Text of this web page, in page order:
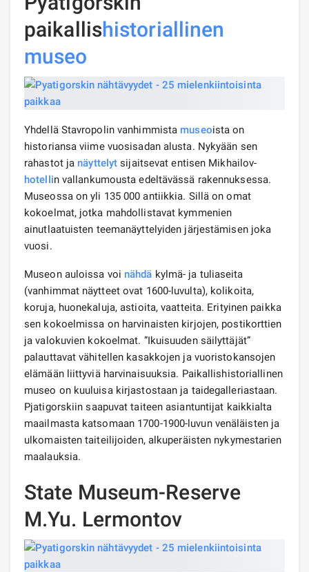
paikallishistoriallinen
museo
Yhdellä Stavropolin vanhimmista museoista on
historiansa viime vuosisadan alusta. Nykyään sen
rahastot ja näyttelyt sijaitsevat entisen Mikhailov-
hotellin vallankumousta edeltävässä rakennuksessa.
Museossa on yli 135 000 antiikkia. Sillä on omat
kokoelmat, jotka mahdollistavat kymmenien
ainutlaatuisten teemanäyttelyiden järjestämisen joka
vuosi.
Museon auloissa voi nähdä kylmä- ja tuliaseita
(vanhimmat näytteet ovat 1600-luvulta), kolikoita,
koruja, huonekaluja, astioita, vaatteita. Erityinen paikka
sen kokoelmissa on harvinaisten kirjojen, postikorttien
ja valokuvien kokoelmat. ”Ikuisuuden säilyttäjät”
palauttavat vähitellen kasakkojen ja vuoristokansojen
elämään liittyviä harvinaisuuksia. Paikallishistoriallinen
museo on kuuluisa kirjastostaan ​​ja taidegalleriastaan.
Pjatigorskiin saapuvat taiteen asiantuntijat kaikkialta
maailmasta katsomaan 1700-1900-luvun venäläisten ja
ulkomaisten taiteilijoiden, alkuperäisten nykymestarien
maalauksia.
State Museum-Reserve
M.Yu. Lermontov